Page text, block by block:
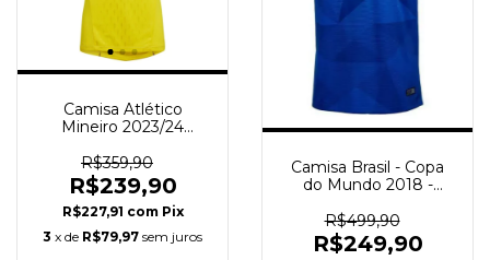
Camisa Atlético
Mineiro 2023/24
Masculina - Amarela
R$359,90
R$239,90
R$227,91 com Pix
3 x de R$79,97 sem juros
Camisa Brasil - Copa
do Mundo 2018 -
Azul
R$499,90
R$249,90